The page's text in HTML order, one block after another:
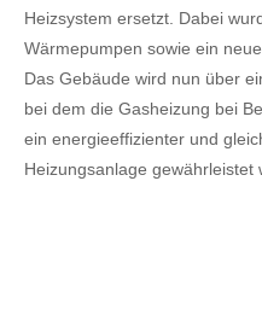
Heizsystem ersetzt. Dabei
Wärmepumpen sowie ein
Das Gebäude wird nun über
bei dem die Gasheizung bei
ein energieeffizienter und
Heizungsanlage gewährleistet